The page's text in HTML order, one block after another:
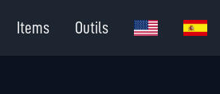
Items Outils